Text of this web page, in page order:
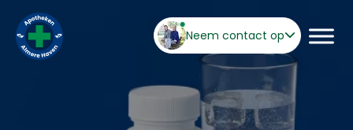
Neem contact op